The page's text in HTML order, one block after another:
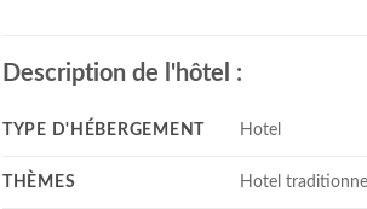
Description de l'hôtel :
TYPE D'HÉBERGEMENT Hotel
THÈMES Hotel